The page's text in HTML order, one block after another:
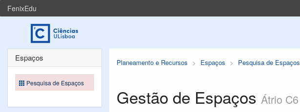
FenixEdu
Planeamento e Recursos Espaços Pesquisa de Espaços
Gestão de Espaços Átrio C6
Espaços
Pesquisa de Espaços